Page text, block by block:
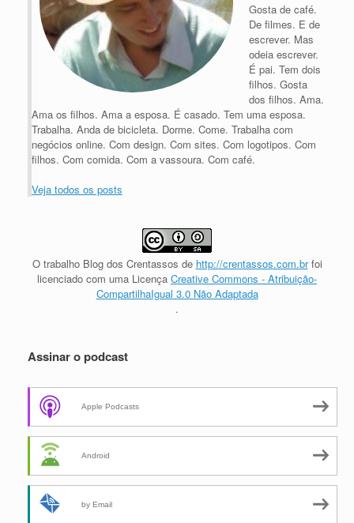
Gosta de café.
De filmes. E de
escrever. Mas
odeia escrever.
É pai. Tem dois
filhos. Gosta
dos filhos. Ama.
Ama os filhos. Ama a esposa. É casado. Tem uma esposa.
Trabalha. Anda de bicicleta. Dorme. Come. Trabalha com
negócios online. Com design. Com sites. Com logotipos. Com
filhos. Com comida. Com a vassoura. Com café.
Veja todos os posts
O trabalho Blog dos Crentassos de http://crentassos.com.brfoi
licenciado com uma Licença Creative Commons - Atribuição-
CompartilhaIgual 3.0 Não Adaptada
.
Assinar o podcast
Apple Podcasts
Android
by Email